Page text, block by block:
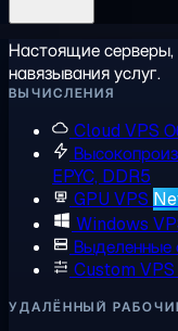
Настоящие серверы,
навязывания услуг.
ВЫЧИСЛЕНИЯ
Cloud VPS
EPYC, DDR5
GPU VPS
Windows
Выделенные
Custom VPS
УДАЛЁННЫЙ